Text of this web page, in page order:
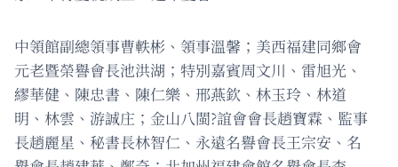
中領館副總領事曹軼彬、領事溫馨；美西福建同鄉會
元老暨榮譽會長池洪湖；特別嘉賓周文川、雷旭光、
繆華健、陳忠書、陳仁樂、邢燕欽、林玉玲、林道
明、林雲、游誠庄；金山八閩?誼會會長趙寶霖、監事
長趙麗星、秘書長林智仁、永遠名譽會長王宗安、名